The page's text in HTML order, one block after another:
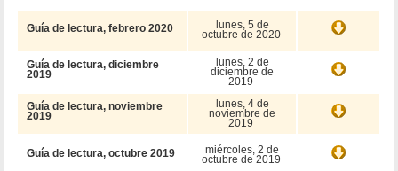
Guía de lectura, febrero 2020 lunes, 5 de
octubre de 2020
Guía de lectura, diciembre
2019
lunes, 2 de
diciembre de
2019
Guía de lectura, noviembre
2019
lunes, 4 de
noviembre de
2019
Guía de lectura, octubre 2019 miércoles, 2 de
octubre de 2019